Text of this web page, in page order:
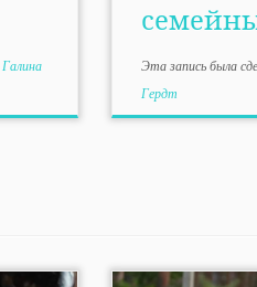
Галина
Эта запись была
Гердт